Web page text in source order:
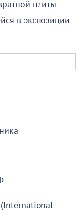
плиты
в экспозиции